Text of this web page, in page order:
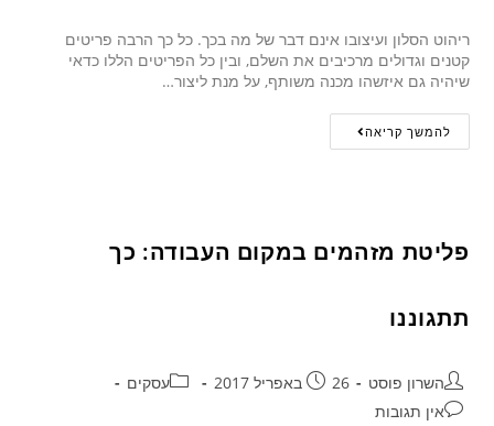
ריהוט הסלון ועיצובו אינם דבר של מה בכך. כל כך הרבה פריטים
קטנים וגדולים מרכיבים את השלם, ובין כל הפריטים הללו כדאי
שיהיה גם איזשהו מכנה משותף, על מנת ליצור…
להמשך קריאה
פליטת מזהמים במקום העבודה: כך
תתגוננו
השרון פוסט 26 באפריל 2017
עסקים
אין תגובות